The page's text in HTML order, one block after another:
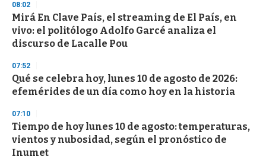
d
s
o
f
3
s
e
c
o
d
s
08:02
Mirá En Clave País, el streaming de El País, en
vivo: el politólogo Adolfo Garcé analiza el
discurso de Lacalle Pou
07:52
Qué se celebra hoy, lunes 10 de agosto de 2026:
efemérides de un día como hoy en la historia
07:10
Tiempo de hoy lunes 10 de agosto: temperaturas,
vientos y nubosidad, según el pronóstico de
Inumet